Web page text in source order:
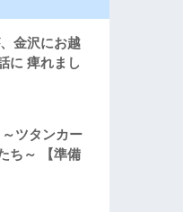
金沢にお越
に 痺れまし
ツタンカー
ち～ 【準備